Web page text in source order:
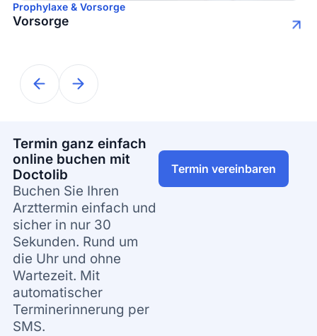
Prophylaxe & Vorsorge
Vorsorge
Termin ganz einfach
online buchen mit
Doctolib
Buchen Sie Ihren
Arzttermin einfach und
sicher in nur 30
Sekunden. Rund um
die Uhr und ohne
Wartezeit. Mit
automatischer
Terminerinnerung per
SMS.
Termin vereinbaren